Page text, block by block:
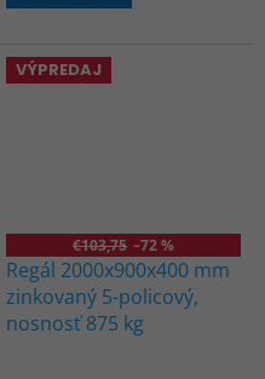
VÝPREDAJ
€103,75 –72 %
Regál 2000x900x400 mm
zinkovaný 5-policový,
nosnosť 875 kg